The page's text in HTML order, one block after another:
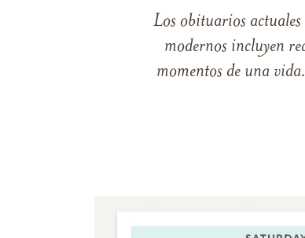
Los obituarios
modernos incluyen
momentos de una